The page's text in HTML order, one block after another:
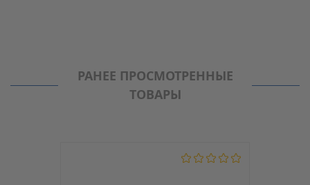
РАНЕЕ ПРОСМОТРЕННЫЕ
ТОВАРЫ